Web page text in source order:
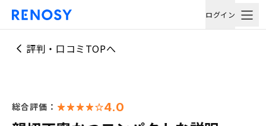
ログイン
評判・口コミTOPへ
総合評価： 4.0